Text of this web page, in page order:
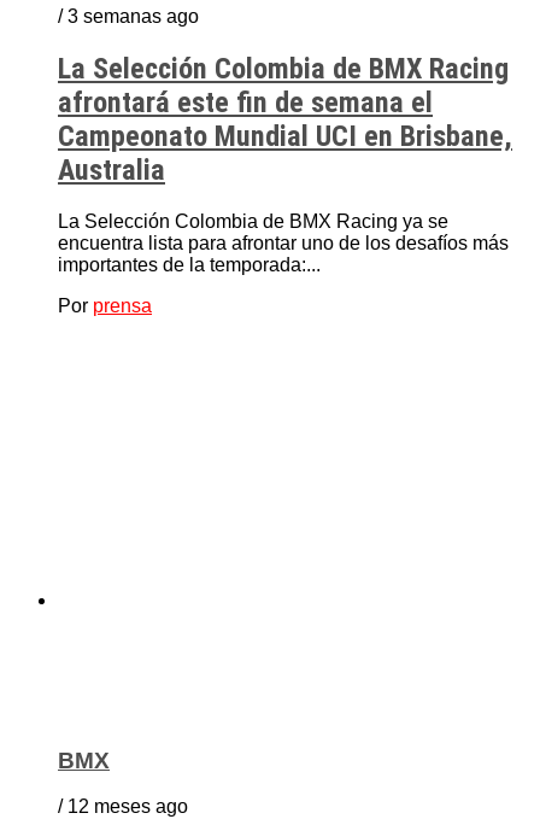
/ 3 semanas ago
La Selección Colombia de BMX Racing
afrontará este fin de semana el
Campeonato Mundial UCI en Brisbane,
Australia
La Selección Colombia de BMX Racing ya se
encuentra lista para afrontar uno de los desafíos más
importantes de la temporada:...
Por prensa
BMX
/ 12 meses ago